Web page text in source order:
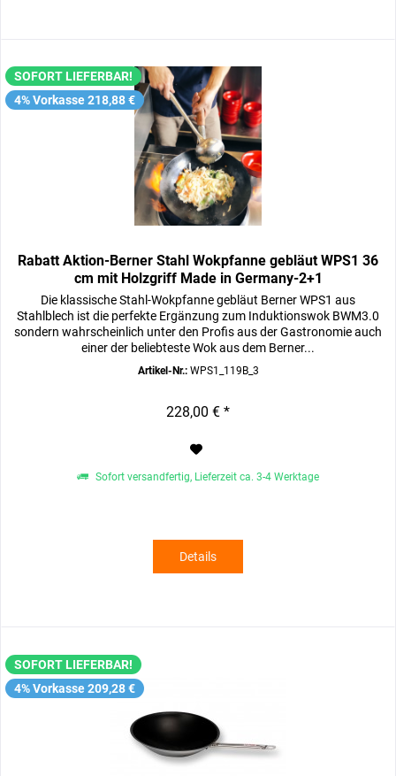
SOFORT LIEFERBAR!
4% Vorkasse 218,88 €
Rabatt Aktion-Berner Stahl Wokpfanne gebläut WPS1 36
cm mit Holzgriff Made in Germany-2+1
Die klassische Stahl-Wokpfanne gebläut Berner WPS1 aus
Stahlblech ist die perfekte Ergänzung zum Induktionswok BWM3.0
sondern wahrscheinlich unter den Profis aus der Gastronomie auch
einer der beliebteste Wok aus dem Berner...
Artikel-Nr.:WPS1_119B_3
228,00 € *
Sofort versandfertig, Lieferzeit ca. 3-4 Werktage
Details
SOFORT LIEFERBAR!
4% Vorkasse 209,28 €